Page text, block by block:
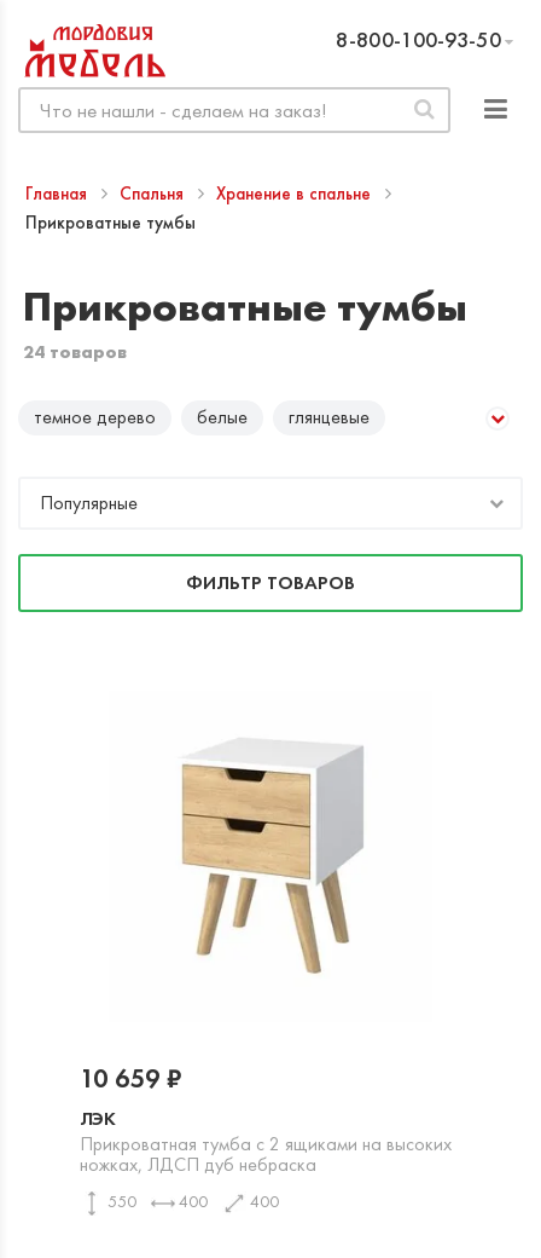
8-800-100-93-50
Главная Спальня
Хранение в спальне
Прикроватные тумбы
Прикроватные тумбы
24 товаров
темное дерево белые
глянцевые
Популярные
ФИЛЬТР ТОВАРОВ
ЛЭК
Прикроватная тумба с 2 ящиками на высоких
ножках, ЛДСП дуб небраска
550 400 400
10 659 ₽